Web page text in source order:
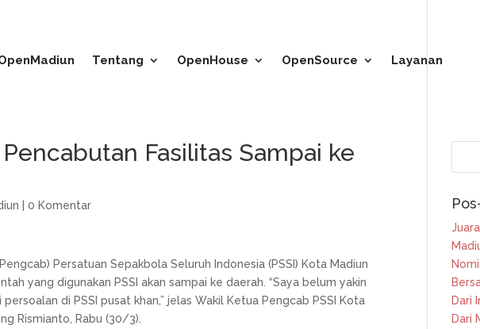
Tentang OpenHouse OpenSource Layanan
Pencabutan Fasilitas Sampai ke
0 Komentar
Persatuan Sepakbola Seluruh Indonesia (PSSI) Kota Madiun
yang digunakan PSSI akan sampai ke daerah. “Saya belum yakin
di PSSI pusat khan,” jelas Wakil Ketua Pengcab PSSI Kota
Rismianto, Rabu (30/3).
Dari
Dari